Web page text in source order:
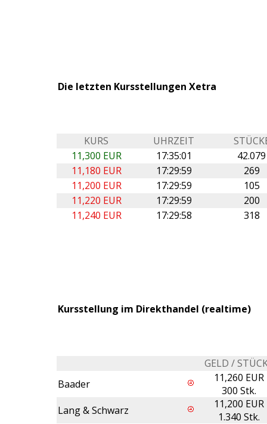
Die letzten Kursstellungen Xetra
KURS UHRZEIT
11,300 EUR
17:35:01
42.079
11,180 EUR
17:29:59
269
11,200 EUR
17:29:59
105
11,220 EUR
17:29:59
200
11,240 EUR
17:29:58 318
Kursstellung im Direkthandel (realtime)
GELD /
Baader
11,260 EUR
300 Stk.
Lang & Schwarz
11,200 EUR
1.340 Stk.